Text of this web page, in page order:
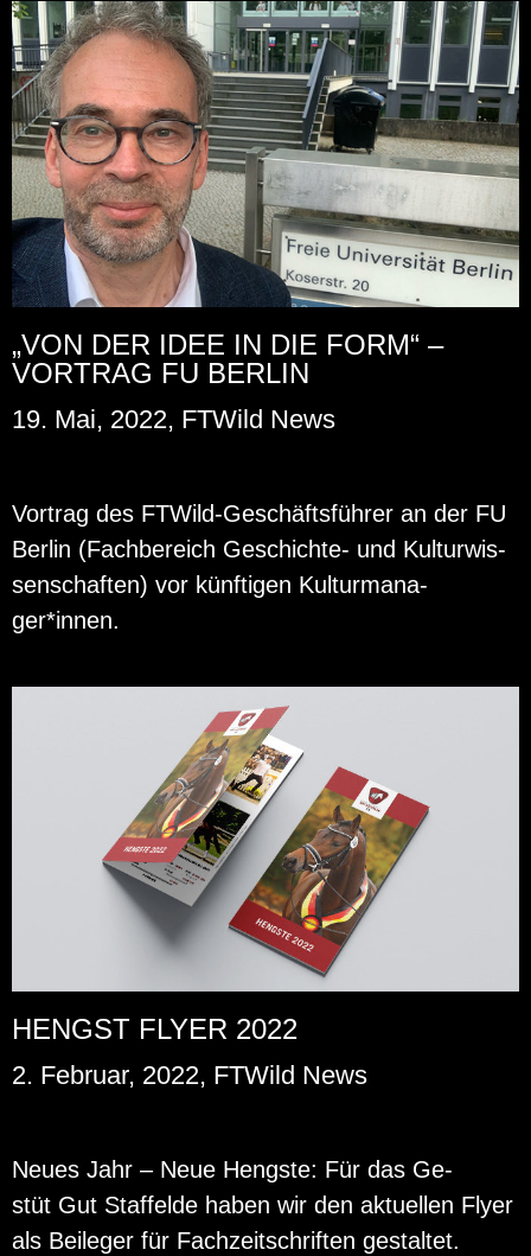
„VON DER IDEE IN DIE FORM“ –
VORTRAG FU BERLIN
19. Mai, 2022, FTWild News
Vor­trag des FT­Wild-Ge­schäfts­füh­rer an der FU
Ber­lin (Fach­be­reich Ge­schich­te- und Kul­tur­wis­
sen­schaf­ten) vor künf­ti­gen Kul­tur­ma­na­
ger*innen.
HENGST FLYER 2022
2. Februar, 2022, FTWild News
Neues Jahr – Neue Hengs­te: Für das Ge­
stüt Gut Staf­felde haben wir den ak­tu­el­len Flyer
als Bei­le­ger für Fach­zeit­schrif­ten ge­stal­tet.